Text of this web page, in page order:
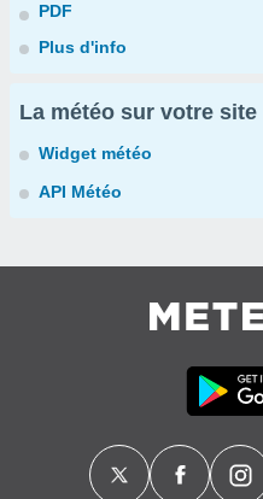
PDF
Plus d'info
La météo sur votre site
Widget météo
API Météo